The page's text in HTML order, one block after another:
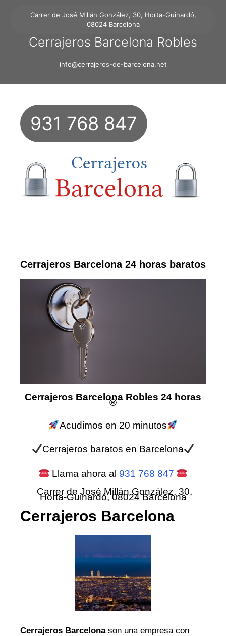
Carrer de José Millán González, 30, Horta-Guinardó,
08024 Barcelona
Cerrajeros Barcelona Robles
info@cerrajeros-de-barcelona.net
931 768 847
Cerrajeros Barcelona 24 horas baratos
Cerrajeros Barcelona Robles 24 horas
®
Acudimos en 20 minutos
Cerrajeros baratos en Barcelona
Llama ahora al 931 768 847
Carrer de José Millán González, 30,
Horta-Guinardó, 08024 Barcelona
Cerrajeros Barcelona
Cerrajeros Barcelonason una empresa con